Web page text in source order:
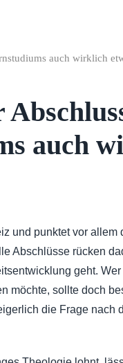
auch wirklich
auch
und punktet vor allem
Abschlüsse rücken
geht.
möchte, sollte doch
die Frage nach